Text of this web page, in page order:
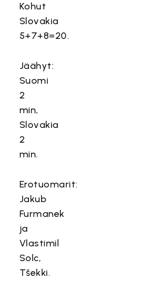
Kohut
Slovakia
5+7+8=20.
Jäähyt:
Suomi
2
min,
Slovakia
2
min.
Erotuomarit:
Jakub
Furmanek
ja
Vlastimil
Solc,
Tšekki.
T
ä
m
s
ä
l
t
ö
o
T
ä
ä
s
i
s
ö